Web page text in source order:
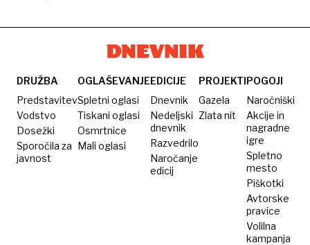
brez
lastnem
tempu
DRUŽBA
Predstavitev
Vodstvo
Dosežki
Sporočila za
javnost
OGLAŠEVANJE
Spletni oglasi
Tiskani oglasi
Osmrtnice
Mali oglasi
EDICIJE
Dnevnik
Nedeljski
dnevnik
Razvedrilo
Naročanje
edicij
PROJEKTI
Gazela
Zlata nit
POGOJI
Naročniški
Akcije in
nagradne
igre
Spletno
mesto
Piškotki
Avtorske
pravice
Volilna
kampanja